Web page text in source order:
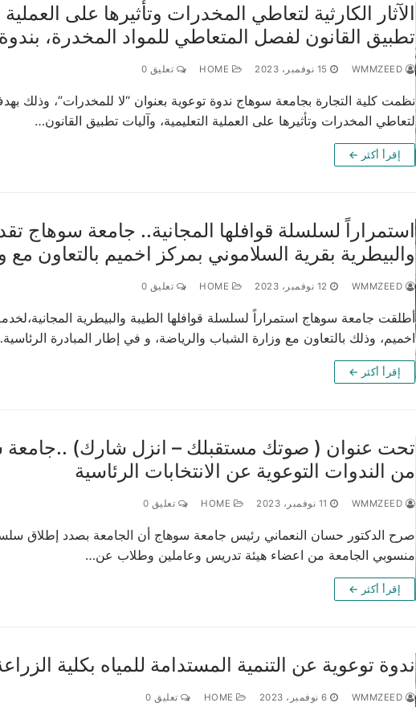
الآثار الكارثية لتعاطي المخدرات وتأثيرها على العملية
تطبيق القانون لفصل المتعاطي للمواد المخدرة،
15 نوفمبر، 2023 تعليق 0
نظمت كلية التجارة بجامعة سوهاج ندوة توعوية بعنوان “لا للمخدرات”، وذلك بهدف
لتعاطي المخدرات وتأثيرها على العملية التعليمية، وآليات تطبيق القانون…
إقرأ أكثر ←
استمراراً لسلسلة قوافلها المجانية.. جامعة سوهاج
والبيطرية بقرية السلاموني بمركز اخميم بالتعاون
12 نوفمبر، 2023 تعليق 0
أطلقت جامعة سوهاج استمراراً لسلسلة قوافلها الطيبة والبيطرية
اخميم، وذلك بالتعاون مع وزارة الشباب والرياضة، و في إطار المبادرة
إقرأ أكثر ←
تحت عنوان ( صوتك مستقبلك – انزل شارك)
من الندوات التوعوية عن الانتخابات الرئاسية
11 نوفمبر، 2023 تعليق 0
صرح الدكتور حسان النعماني رئيس جامعة سوهاج أن الجامعة بصدد إطلاق
منسوبي الجامعة من اعضاء هيئة تدريس وعاملين وطلاب عن…
إقرأ أكثر ←
ندوة توعوية عن التنمية المستدامة للمياه بكلية
6 نوفمبر، 2023 تعليق 0